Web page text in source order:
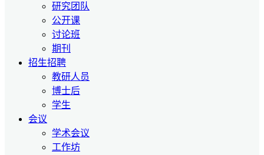
研究团队
公开课
讨论班
期刊
招生招聘
教研人员
博士后
学生
会议
学术会议
工作坊